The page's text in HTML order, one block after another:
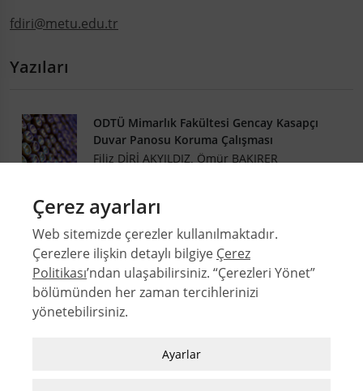
fdiri@metu.edu.tr
Yazıları
42-1
ODTÜ Mimarlık Fakültesi Gencay Kasapçı
Duvar Panosu Koruma Çalışması
Filiz DİRİ AKYILDIZ, Ömür BAKIRER
.PDF
Çerez ayarları
Web sitemizde çerezler kullanılmaktadır.
Çerezlere ilişkin detaylı bilgiye Çerez
Politikası’ndan ulaşabilirsiniz. “Çerezleri Yönet”
bölümünden her zaman tercihlerinizi
yönetebilirsiniz.
Zorunlu / Teknik Çerezler
Ayarlar
© 2026 Orta Doğu Teknik Üniversitesi Mimarlık Fakültesi
Yazarlar